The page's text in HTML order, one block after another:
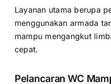
Layanan utama berupa
menggunakan armada
mampu mengangkut
cepat.
Pelancaran WC